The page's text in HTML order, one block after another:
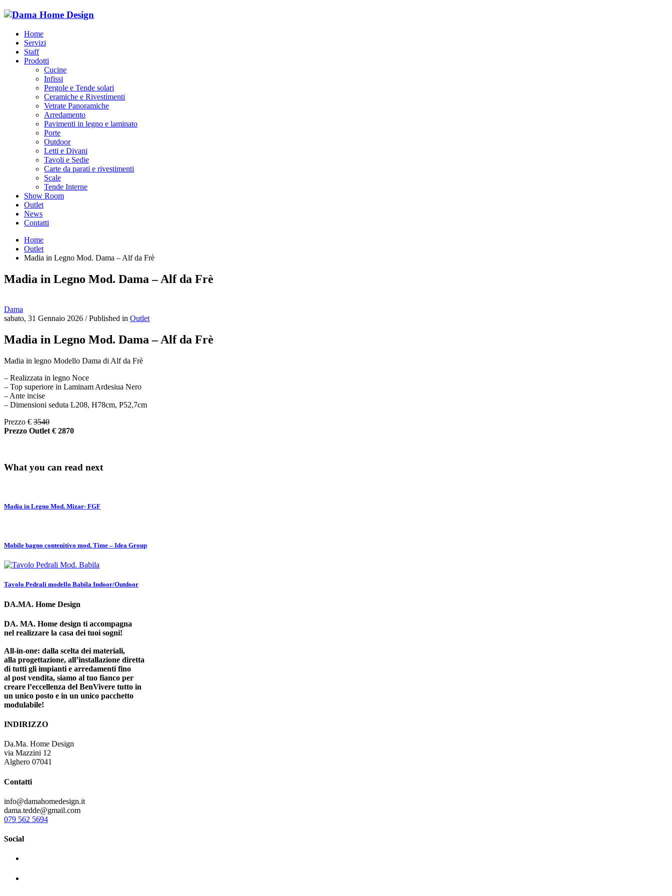
Home
Servizi
Staff
Prodotti
Cucine
Infissi
Pergole e Tende solari
Ceramiche e Rivestimenti
Vetrate Panoramiche
Arredamento
Pavimenti in legno e laminato
Porte
Outdoor
Letti e Divani
Tavoli e Sedie
Carte da parati e rivestimenti
Scale
Tende Interne
Show Room
Outlet
News
Contatti
Home
Outlet
Madia in Legno Mod. Dama – Alf da Frè
Madia in Legno Mod. Dama – Alf da Frè
Dama
sabato, 31 Gennaio 2026 /Published in Outlet
Madia in Legno Mod. Dama – Alf da Frè
Madia in legno Modello Dama di Alf da Frè
– Realizzata in legno Noce
– Top superiore in Laminam Ardesiua Nero
– Ante incise
– Dimensioni seduta L208, H78cm, P52,7cm
Prezzo € 3540
Prezzo Outlet € 2870
What you can read next
Madia in Legno Mod. Mizar- FGF
Mobile bagno contenitivo mod. Time – Idea Group
Tavolo Pedrali modello Babila Indoor/Outdoor
DA.MA. Home Design
DA. MA. Home design ti accompagna
nel realizzare la casa dei tuoi sogni!
All-in-one: dalla scelta dei materiali,
alla progettazione, all’installazione diretta
di tutti gli impianti e arredamenti fino
al post vendita, siamo al tuo fianco per
creare l’eccellenza del BenVivere tutto in
un unico posto e in un unico pacchetto
modulabile!
INDIRIZZO
Da.Ma. Home Design
via Mazzini 12
Alghero 07041
Contatti
info@damahomedesign.it
dama.tedde@gmail.com
079 562 5694
Social